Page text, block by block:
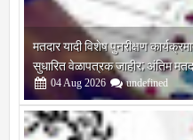
मतदार यादी विशेष पुनरीक्षण
सुधारित वेळापत्रक जाहीर; अंतिम
Aug undefined